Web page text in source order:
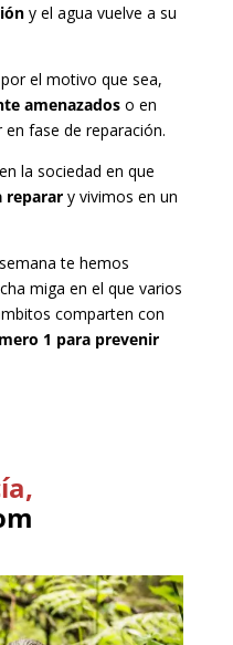
y el agua vuelve a su
el motivo que sea,
amenazadoso en
fase de reparación.
la sociedad en que
reparary vivimos en un
te hemos
miga en el que varios
comparten con
1 para prevenir